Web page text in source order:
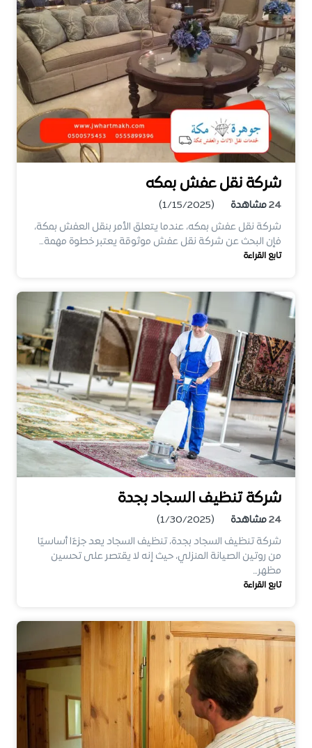
شركة نقل عفش بمكه
24مشاهدة
(1/15/2025)
شركة نقل عفش بمكه، عندما يتعلق الأمر بنقل العفش بمكة،
فإن البحث عن شركة نقل عفش موثوقة يعتبر خطوة مهمة…
تابع القراءة
شركة تنظيف السجاد بجدة
24مشاهدة
(1/30/2025)
شركة تنظيف السجاد بجدة، تنظيف السجاد يعد جزءًا أساسيًا
من روتين الصيانة المنزلي، حيث إنه لا يقتصر على تحسين
مظهر…
تابع القراءة